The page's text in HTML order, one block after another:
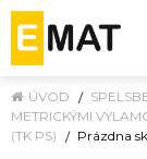
ÚVOD
METRICKÝMI
(TK PS)
Prázdna